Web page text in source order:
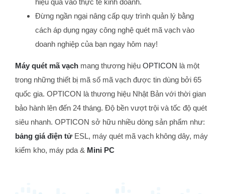
hiệu quả vào thực tế kinh doanh.
Đừng ngần ngại nâng cấp quy trình quản lý bằng
cách áp dụng ngay công nghệ quét mã vạch vào
doanh nghiệp của bạn ngay hôm nay!
Máy quét mã vạchmang thương hiệu OPTICON là một
trong những thiết bị mã số mã vạch được tin dùng bởi 65
quốc gia. OPTICON là thương hiệu Nhật Bản với thời gian
bảo hành lên đến 24 tháng. Độ bền vượt trội và tốc độ quét
siêu nhanh. OPTICON sở hữu nhiều dòng sản phẩm như:
bảng giá điện tửESL, máy quét mã vạch không dây, máy
kiểm kho, máy pda & Mini PC